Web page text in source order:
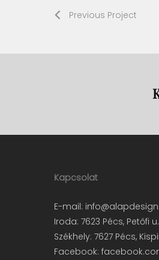
Previous Project
Kapcsolat
E-mail:
Iroda: 7623 Pécs, Petőfi
Székhely: 7627 Pécs,
Facebook: